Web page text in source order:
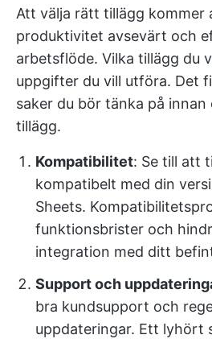
Att välja rätt tillägg kommer
produktivitet avsevärt och
arbetsflöde. Vilka tillägg du
uppgifter du vill utföra. Det
saker du bör tänka på
tillägg.
Kompatibilitet: Se till att
kompatibelt med din
Sheets.
funktionsbrister och
integration med ditt
Support och
bra kundsupport och
uppdateringar. Ett lyhört